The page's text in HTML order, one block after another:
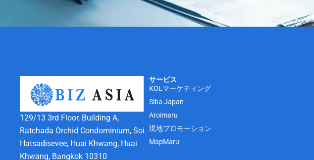
129/13 3rd Floor, Building A,
Ratchada Orchid Condominium, Soi
Hatsadisevee, Huai Khwang, Huai
Khwang, Bangkok 10310
サービス
KOLマーケティング
Siba Japan
Aroimaru
現地プロモーション
MapMaru